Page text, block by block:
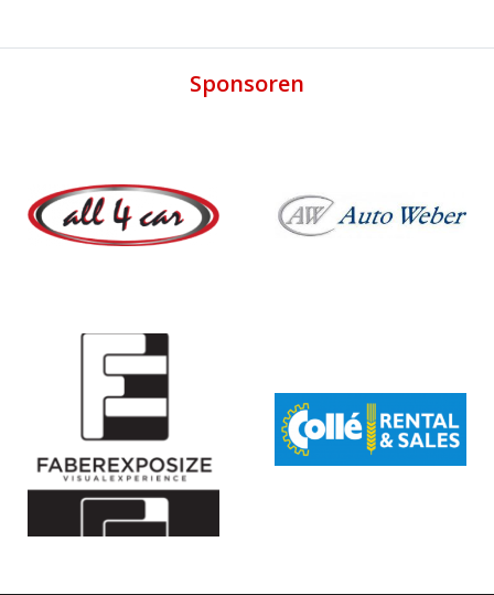
Sponsoren